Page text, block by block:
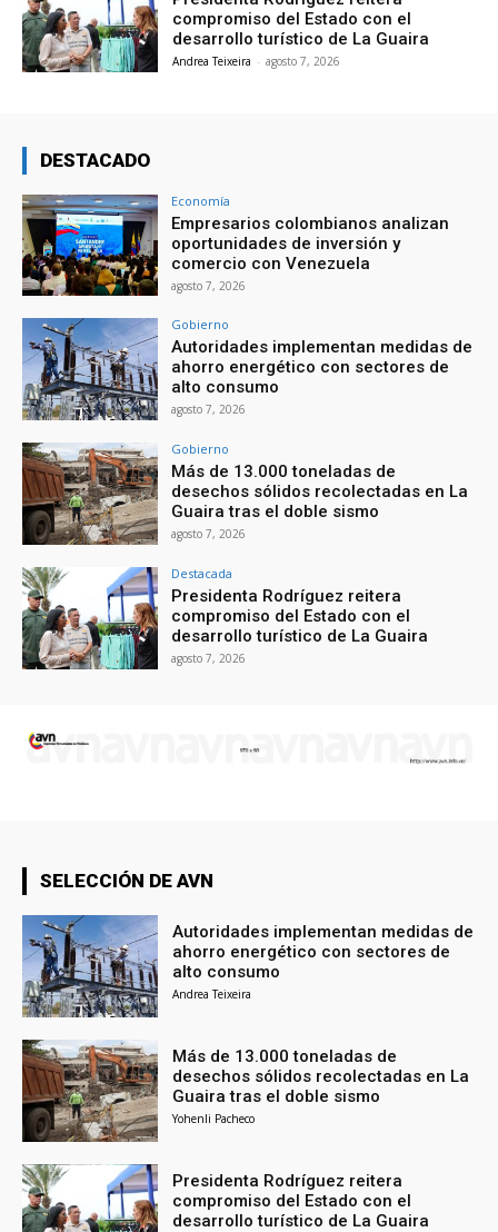
compromiso del Estado con el
desarrollo turístico de La Guaira
Andrea Teixeira - agosto 7, 2026
DESTACADO
Economía
Empresarios colombianos analizan
oportunidades de inversión y
comercio con Venezuela
agosto 7, 2026
Gobierno
Autoridades implementan medidas de
ahorro energético con sectores de
alto consumo
agosto 7, 2026
Gobierno
Más de 13.000 toneladas de
desechos sólidos recolectadas en La
Guaira tras el doble sismo
agosto 7, 2026
Destacada
Presidenta Rodríguez reitera
compromiso del Estado con el
desarrollo turístico de La Guaira
agosto 7, 2026
SELECCIÓN DE AVN
Autoridades implementan medidas de
ahorro energético con sectores de
alto consumo
Andrea Teixeira
Más de 13.000 toneladas de
desechos sólidos recolectadas en La
Guaira tras el doble sismo
Yohenli Pacheco
Presidenta Rodríguez reitera
compromiso del Estado con el
desarrollo turístico de La Guaira